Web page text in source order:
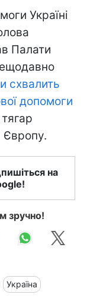
Україні
Палати
схвалить
допомоги
Європу.
на
зручно!
Україна